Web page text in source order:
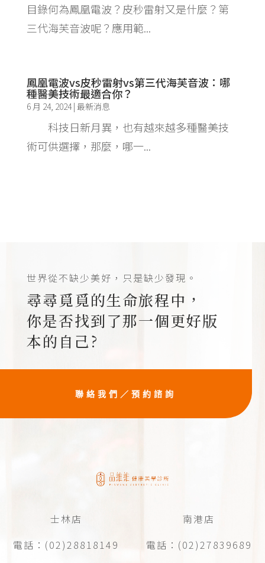
目錄何為鳳凰電波？皮秒雷射又是什麼？第
三代海芙音波呢？應用範...
鳳凰電波vs皮秒雷射vs第三代海芙音波：哪
種醫美技術最適合你？
6 月 24, 2024| 最新消息
科技日新月異，也有越來越多種醫美技
術可供選擇，那麼，哪一...
世界從不缺少美好，只是缺少發現。
尋尋覓覓的生命旅程中，
你是否找到了那一個更好版
本的自己?
聯絡我們／預約諮詢
士林店
電話：(02)28818149
南港店
電話：(02)27839689